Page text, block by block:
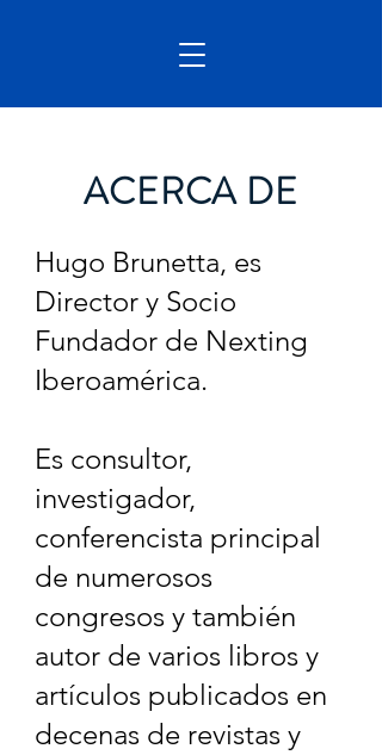
ACERCA DE
Hugo Brunetta, es
Director y Socio
Fundador de Nexting
Iberoamérica.
Es consultor,
investigador,
conferencista principal
de numerosos
congresos y también
autor de varios libros y
artículos publicados en
decenas de revistas y